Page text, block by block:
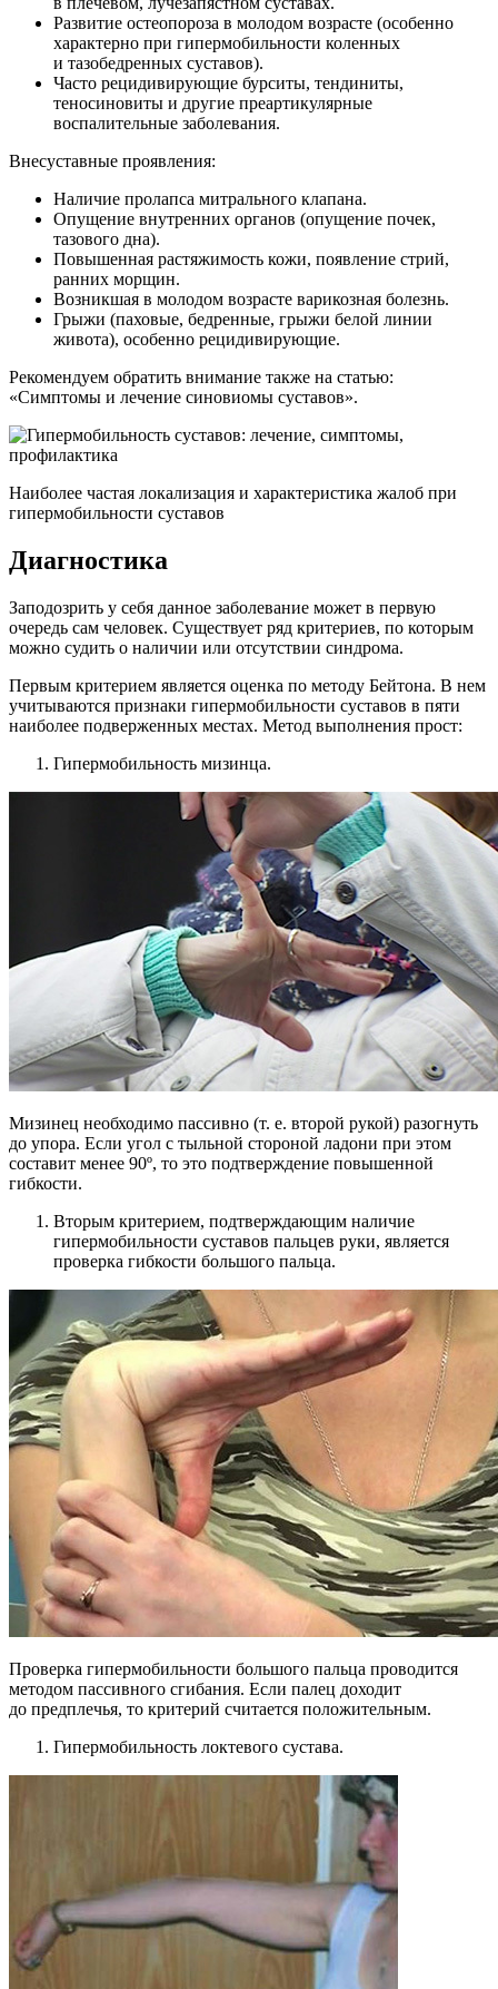
Развитие остеопороза в молодом возрасте (особенно
характерно при гипермобильности коленных
и тазобедренных суставов).
Часто рецидивирующие бурситы, тендиниты,
теносиновиты и другие преартикулярные
воспалительные заболевания.
Внесуставные проявления:
Наличие пролапса митрального клапана.
Опущение внутренних органов (опущение почек,
тазового дна).
Повышенная растяжимость кожи, появление стрий,
ранних морщин.
Возникшая в молодом возрасте варикозная болезнь.
Грыжи (паховые, бедренные, грыжи белой линии
живота), особенно рецидивирующие.
Рекомендуем обратить внимание также на статью:
«Симптомы и лечение синовиомы суставов».
Наиболее частая локализация и характеристика жалоб при
гипермобильности суставов
Диагностика
Заподозрить у себя данное заболевание может в первую
очередь сам человек. Существует ряд критериев, по которым
можно судить о наличии или отсутствии синдрома.
Первым критерием является оценка по методу Бейтона. В нем
учитываются признаки гипермобильности суставов в пяти
наиболее подверженных местах. Метод выполнения прост:
Гипермобильность мизинца.
Мизинец необходимо пассивно (т. е. второй рукой) разогнуть
до упора. Если угол с тыльной стороной ладони при этом
составит менее 90º, то это подтверждение повышенной
гибкости.
Вторым критерием, подтверждающим наличие
гипермобильности суставов пальцев руки, является
проверка гибкости большого пальца.
Проверка гипермобильности большого пальца проводится
методом пассивного сгибания. Если палец доходит
до предплечья, то критерий считается положительным.
Гипермобильность локтевого сустава.